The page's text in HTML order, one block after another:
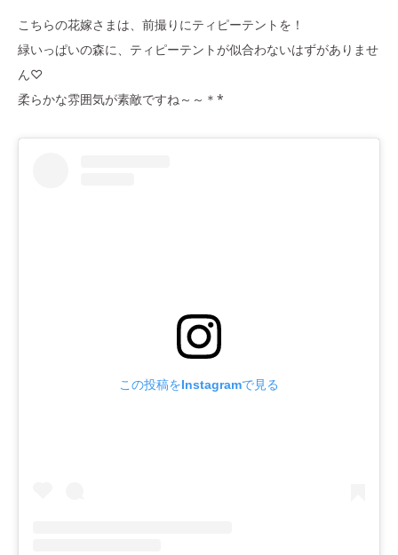
こちらの花嫁さまは、前撮りにティピーテントを！
緑いっぱいの森に、ティピーテントが似合わないはずがありませ
ん♡
柔らかな雰囲気が素敵ですね～～＊*
この投稿をInstagramで見る